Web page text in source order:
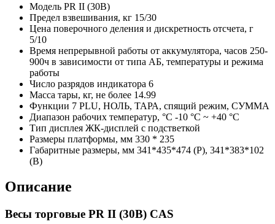
Модель PR II (30B)
Предел взвешивания, кг 15/30
Цена поверочного деления и дискретность отсчета, г
5/10
Время непрерывной работы от аккумулятора, часов 250-
900ч в зависимости от типа АБ, температуры и режима
работы
Число разрядов индикатора 6
Масса тары, кг, не более 14.99
Функции 7 PLU, НОЛЬ, ТАРА, спящий режим, СУММА
Диапазон рабочих температур, °C -10 °C ~ +40 °C
Тип дисплея ЖК-дисплей с подстветкой
Размеры платформы, мм 330 * 235
Габаритные размеры, мм 341*435*474 (Р), 341*383*102
(В)
Описание
Весы торговые PR II (30B) CAS